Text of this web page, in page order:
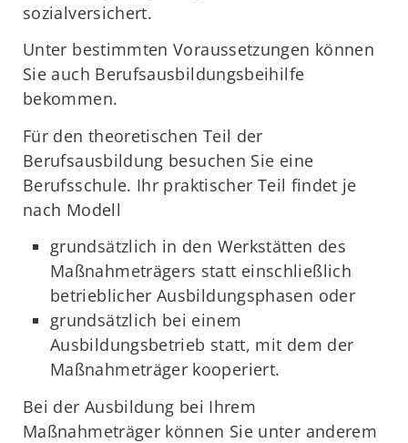
sozialversichert.
Unter bestimmten Voraussetzungen können
Sie auch Berufsausbildungsbeihilfe
bekommen.
Für den theoretischen Teil der
Berufsausbildung besuchen Sie eine
Berufsschule. Ihr praktischer Teil findet je
nach Modell
grundsätzlich in den Werkstätten des
Maßnahmeträgers statt einschließlich
betrieblicher Ausbildungsphasen oder
grundsätzlich bei einem
Ausbildungsbetrieb statt, mit dem der
Maßnahmeträger kooperiert.
Bei der Ausbildung bei Ihrem
Maßnahmeträger können Sie unter anderem